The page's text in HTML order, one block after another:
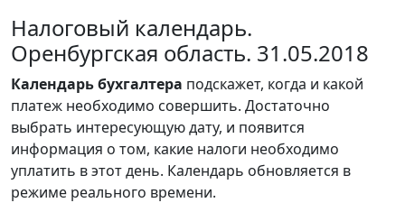
Налоговый календарь.
Оренбургская область. 31.05.2018
Календарьбухгалтера подскажет, когда и какой
платеж необходимо совершить. Достаточно
выбрать интересующую дату, и появится
информация о том, какие налоги необходимо
уплатить в этот день. Календарь обновляется в
режиме реального времени.